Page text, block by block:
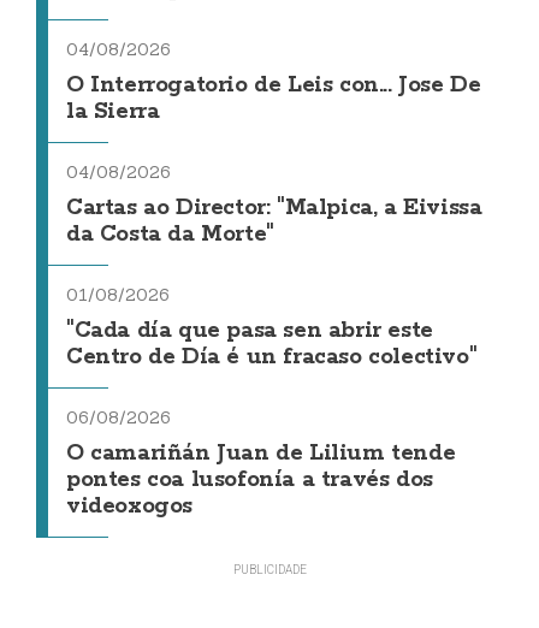
04/08/2026
O Interrogatorio de Leis con... Jose De
la Sierra
04/08/2026
Cartas ao Director: "Malpica, a Eivissa
da Costa da Morte"
01/08/2026
"Cada día que pasa sen abrir este
Centro de Día é un fracaso colectivo"
06/08/2026
O camariñán Juan de Lilium tende
pontes coa lusofonía a través dos
videoxogos